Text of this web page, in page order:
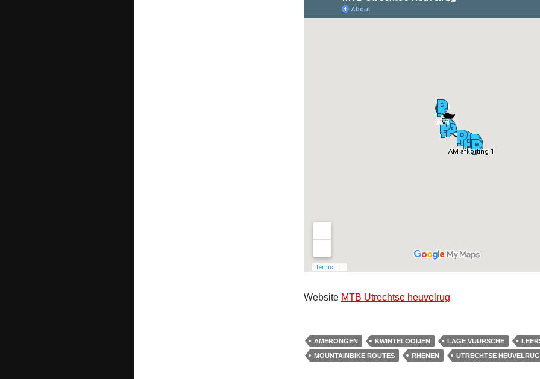
Website MTB Utrechtse heuvelrug
AMERONGEN KWINTELOOIJEN LAGE VUURSCHE
MOUNTAINBIKE ROUTES
RHENEN UTRECHTSE HEUVELRUG